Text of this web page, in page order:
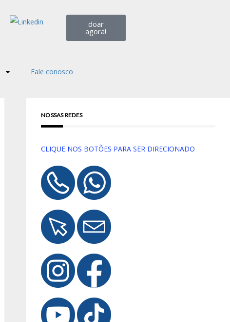
doar
agora!
Fale conosco
NOSSAS REDES
CLIQUE NOS BOTÕES PARA SER DIRECIONADO